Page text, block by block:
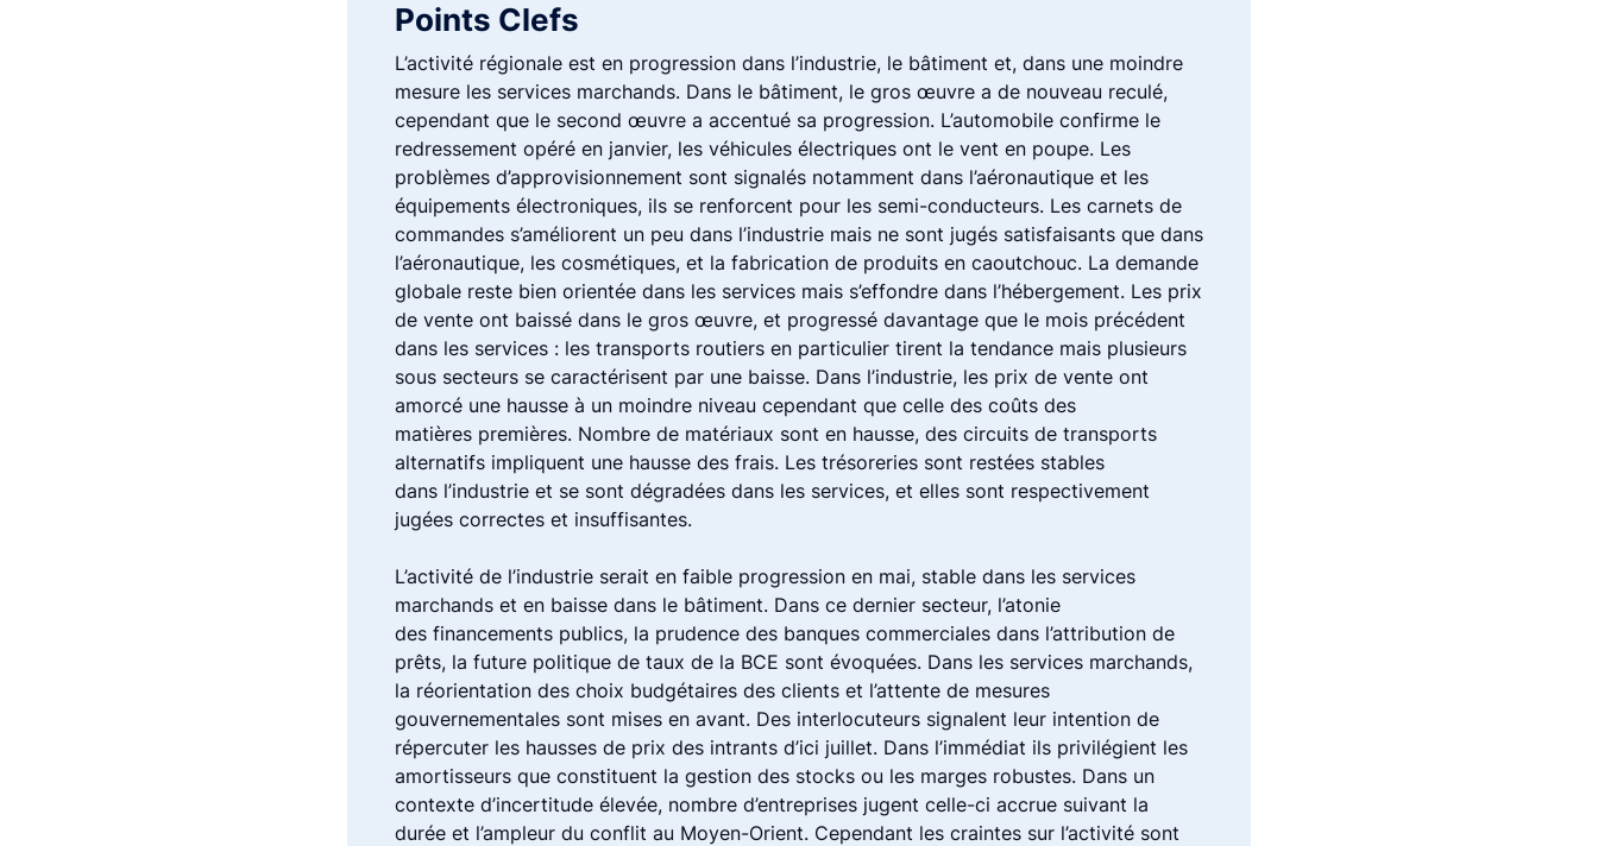
Points Clefs
L’activité régionale est en progression dans l’industrie, le bâtiment et, dans une moindre
mesure les services marchands. Dans le bâtiment, le gros œuvre a de nouveau reculé,
cependant que le second œuvre a accentué sa progression. L’automobile confirme le
redressement opéré en janvier, les véhicules électriques ont le vent en poupe. Les
problèmes d’approvisionnement sont signalés notamment dans l’aéronautique et les
équipements électroniques, ils se renforcent pour les semi-conducteurs. Les carnets de
commandes s’améliorent un peu dans l’industrie mais ne sont jugés satisfaisants que dans
l’aéronautique, les cosmétiques, et la fabrication de produits en caoutchouc. La demande
globale reste bien orientée dans les services mais s’effondre dans l’hébergement. Les prix
de vente ont baissé dans le gros œuvre, et progressé davantage que le mois précédent
dans les services : les transports routiers en particulier tirent la tendance mais plusieurs
sous secteurs se caractérisent par une baisse. Dans l’industrie, les prix de vente ont
amorcé une hausse à un moindre niveau cependant que celle des coûts des
matières premières. Nombre de matériaux sont en hausse, des circuits de transports
alternatifs impliquent une hausse des frais. Les trésoreries sont restées stables
dans l’industrie et se sont dégradées dans les services, et elles sont respectivement
jugées correctes et insuffisantes.
L’activité de l’industrie serait en faible progression en mai, stable dans les services
marchands et en baisse dans le bâtiment. Dans ce dernier secteur, l’atonie
des financements publics, la prudence des banques commerciales dans l’attribution de
prêts, la future politique de taux de la BCE sont évoquées. Dans les services marchands,
la réorientation des choix budgétaires des clients et l’attente de mesures
gouvernementales sont mises en avant. Des interlocuteurs signalent leur intention de
répercuter les hausses de prix des intrants d’ici juillet. Dans l’immédiat ils privilégient les
amortisseurs que constituent la gestion des stocks ou les marges robustes. Dans un
contexte d’incertitude élevée, nombre d’entreprises jugent celle-ci accrue suivant la
durée et l’ampleur du conflit au Moyen-Orient. Cependant les craintes sur l’activité sont